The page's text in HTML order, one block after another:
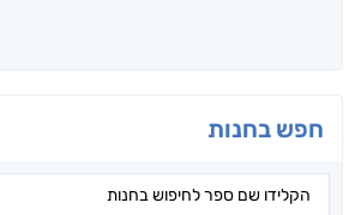
חפש בחנות